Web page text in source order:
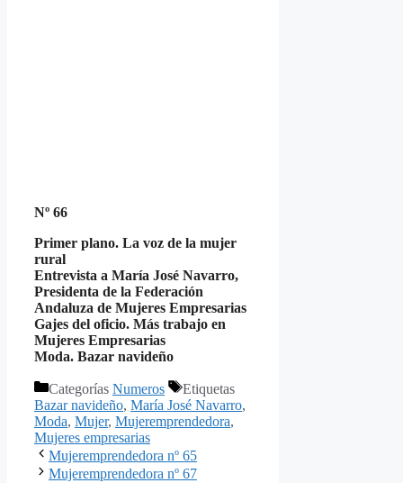
Nº 66
Primer plano. La voz de la mujer
rural
Entrevista a María José Navarro,
Presidenta de la Federación
Andaluza de Mujeres Empresarias
Gajes del oficio. Más trabajo en
Mujeres Empresarias
Moda. Bazar navideño
Categorías Numeros
Etiquetas
Bazar navideño, María José Navarro,
Moda, Mujer, Mujeremprendedora,
Mujeres empresarias
Mujeremprendedora nº 65
Mujeremprendedora nº 67